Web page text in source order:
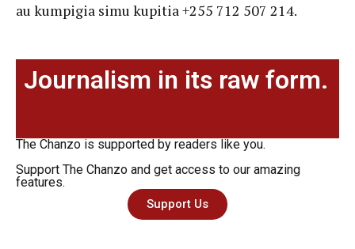
au kumpigia simu kupitia +255 712 507 214.
Journalism in its raw form.
The Chanzo is supported by readers like you.
Support The Chanzo and get access to our amazing
features.
Support Us